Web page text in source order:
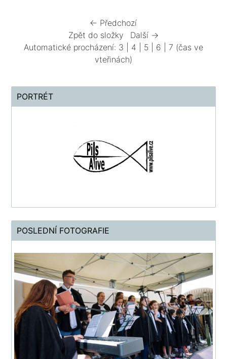
← Předchozí
Zpět do složky
Další →
Automatické procházení: 3 4 5 6 7 (čas ve
vteřinách)
PORTRÉT
POSLEDNÍ FOTOGRAFIE